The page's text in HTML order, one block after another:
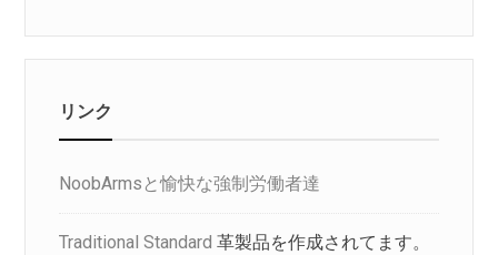
リンク
NoobArmsと愉快な強制労働者達
Traditional Standard 革製品を作成されてます。